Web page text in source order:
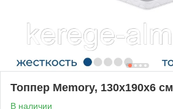
Топпер Memory, 130x190x6 см
В наличии